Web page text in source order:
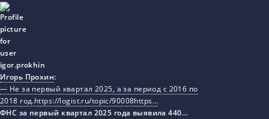
Игорь Прохин:
— Не за первый квартал 2025, а за период с 2016 по
2018 год.https://logist.ru/topic/90008https…
ФНС за первый квартал 2025 года выявила 440…